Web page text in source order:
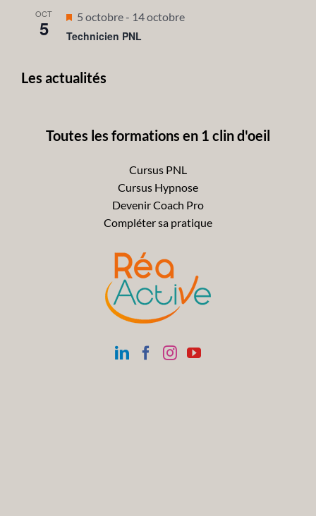
OCT
5
Mis
en
5 octobre- 14 octobre
Technicien PNL
Les actualités
Toutes les formations en 1 clin d'oeil
Cursus PNL
Cursus Hypnose
Devenir Coach Pro
Compléter sa pratique